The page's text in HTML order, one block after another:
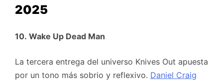
2025
10. Wake Up Dead Man
La tercera entrega del universo Knives Out apuesta
por un tono más sobrio y reflexivo. Daniel Craig